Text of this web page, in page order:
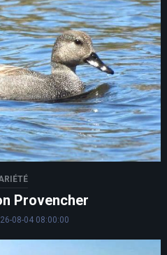
Provencher
08-04 08:00:00